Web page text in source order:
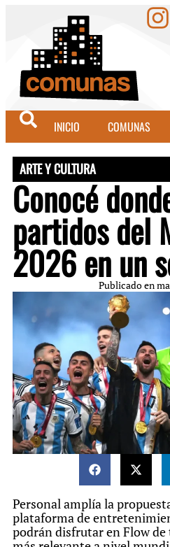
INICIO COMUNAS
ARTE Y CULTURA
Conocé
partidos del
2026 en un
Publicado en
Personal amplía la
plataforma de
podrán disfrutar en Flow